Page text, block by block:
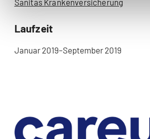
Laufzeit
Januar 2019–September 2019